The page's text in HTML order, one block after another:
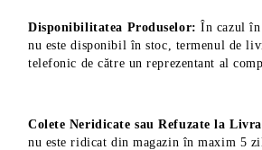
Disponibilitatea Produselor: În cazul în
nu este disponibil în stoc, termenul de
telefonic de către un reprezentant al
Colete Neridicate sau Refuzate la
nu este ridicat din magazin în maxim 5